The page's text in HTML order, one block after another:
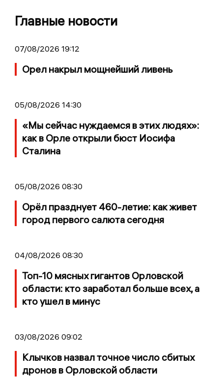
Главные новости
07/08/2026 19:12
Орел накрыл мощнейший ливень
05/08/2026 14:30
«Мы сейчас нуждаемся в этих людях»:
как в Орле открыли бюст Иосифа
Сталина
05/08/2026 08:30
Орёл празднует 460-летие: как живет
город первого салюта сегодня
04/08/2026 08:30
Топ-10 мясных гигантов Орловской
области: кто заработал больше всех, а
кто ушел в минус
03/08/2026 09:02
Клычков назвал точное число сбитых
дронов в Орловской области